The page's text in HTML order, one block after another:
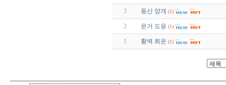
3 동산 양개 (1)
2 운거 도응 (1)
1 황벽 희운 (1)